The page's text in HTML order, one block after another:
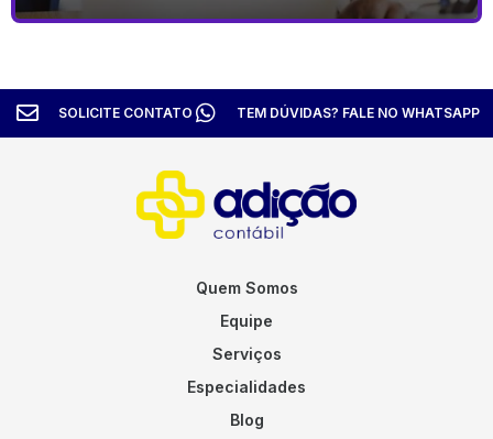
SOLICITE CONTATO TEM DÚVIDAS? FALE NO WHATSAPP
Quem Somos
Equipe
Serviços
Especialidades
Blog